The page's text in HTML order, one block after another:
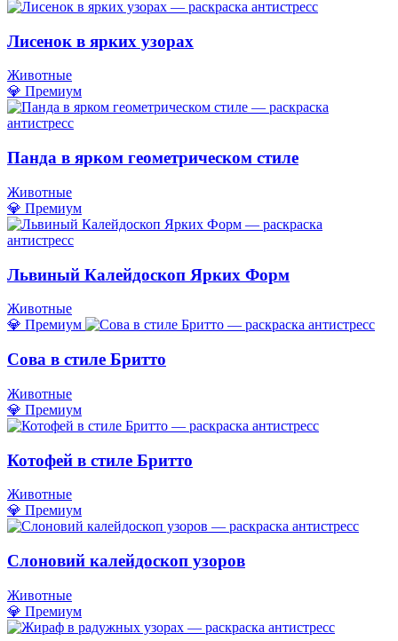
Лисенок в ярких узорах
Животные
💎 Премиум
Панда в ярком геометрическом стиле
Животные
💎 Премиум
Львиный Калейдоскоп Ярких Форм
Животные
💎 Премиум
Сова в стиле Бритто
Животные
💎 Премиум
Котофей в стиле Бритто
Животные
💎 Премиум
Слоновий калейдоскоп узоров
Животные
💎 Премиум